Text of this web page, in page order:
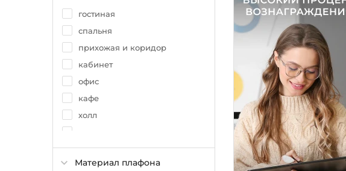
Лофт
гостиная
спальня
прихожая и коридор
кабинет
офис
кафе
холл
кухня
детская
Материал плафона